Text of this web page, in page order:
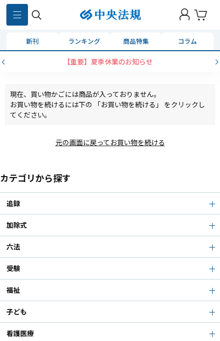
新刊 ランキング 商品特集 コラム
【重要】夏季休業のお知らせ
現在、買い物かごには商品が入っておりません。
お買い物を続けるには下の 「お買い物を続ける」 をクリックし
てください。
元の画面に戻ってお買い物を続ける
カテゴリから探す
追録
加除式
六法
受験
福祉
子ども
看護医療